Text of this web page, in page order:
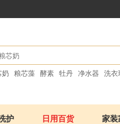
奶 粮芯藻 酵素 牡丹 净水器 洗衣
护 日用百货 家装